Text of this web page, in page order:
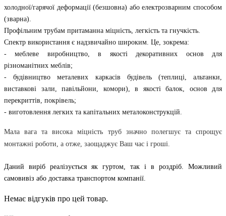
холодної/гарячої деформації (безшовна) або електрозварним способом
(зварна).
Профільним трубам притаманна міцність, легкість та гнучкість.
Спектр використання є надзвичайно широким. Це, зокрема:
- меблеве виробництво, в якості декоративних основ для
різноманітних меблів;
- будівництво металевих каркасів будівель (теплиці, альтанки,
виставкові зали, павільйони, комори), в якості балок, основ для
перекриттів, покрівель;
- виготовлення легких та капітальних металоконструкцій.
Мала вага та висока міцність труб значно полегшує та спрощує
монтажні роботи, а отже, заощаджує Ваш час і гроші.
Даний виріб реалізується як гуртом, так і в роздріб. Можливий
самовивіз або доставка транспортом компанії.
Немає відгуків про цей товар.